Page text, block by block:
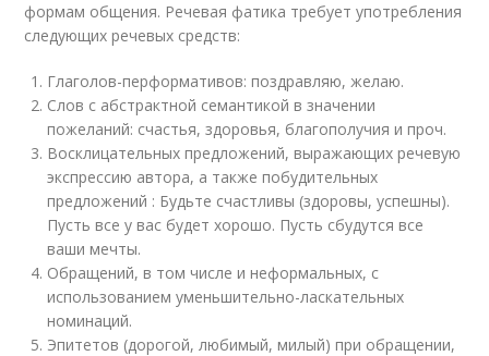
формам общения. Речевая фатика требует употребления
следующих речевых средств:
Глаголов-перформативов: поздравляю, желаю.
Слов с абстрактной семантикой в значении
пожеланий: счастья, здоровья, благополучия и проч.
Восклицательных предложений, выражающих речевую
экспрессию автора, а также побудительных
предложений : Будьте счастливы (здоровы, успешны).
Пусть все у вас будет хорошо. Пусть сбудутся все
ваши мечты.
Обращений, в том числе и неформальных, с
использованием уменьшительно-ласкательных
номинаций.
Эпитетов (дорогой, любимый, милый) при обращении,